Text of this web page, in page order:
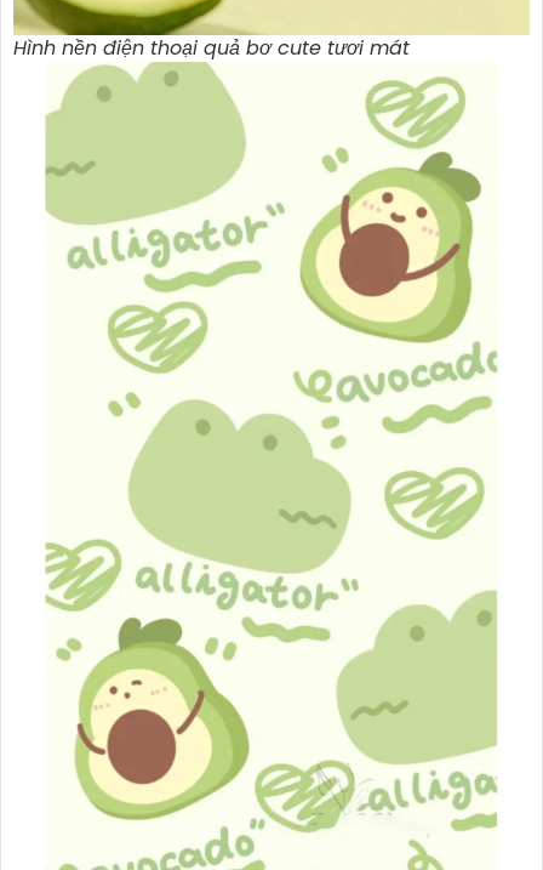
Hình nền điện thoại quả bơ cute tươi mát